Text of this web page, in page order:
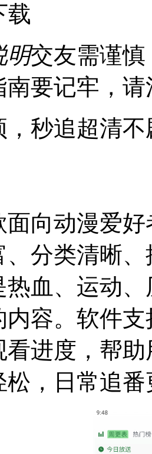
载
明交友需谨
南要记牢，
，秒追超清不
面向动漫爱
、分类清晰
热血、运动
内容。软件
看进度，帮
松，日常追